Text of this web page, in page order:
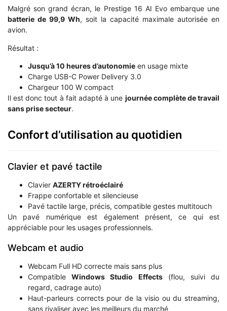
Malgré son grand écran, le Prestige 16 AI Evo embarque une
batterie de 99,9 Wh, soit la capacité maximale autorisée en
avion.
Résultat :
Jusqu’à 10 heures d’autonomie en usage mixte
Charge USB-C Power Delivery 3.0
Chargeur 100 W compact
Il est donc tout à fait adapté à une journée complète de travail
sans prise secteur.
Confort d’utilisation au quotidien
Clavier et pavé tactile
Clavier AZERTY rétroéclairé
Frappe confortable et silencieuse
Pavé tactile large, précis, compatible gestes multitouch
Un pavé numérique est également présent, ce qui est
appréciable pour les usages professionnels.
Webcam et audio
Webcam Full HD correcte mais sans plus
CompatibleWindows Studio Effects(flou, suivi du
regard, cadrage auto)
Haut-parleurs corrects pour de la visio ou du streaming,
sans rivaliser avec les meilleurs du marché